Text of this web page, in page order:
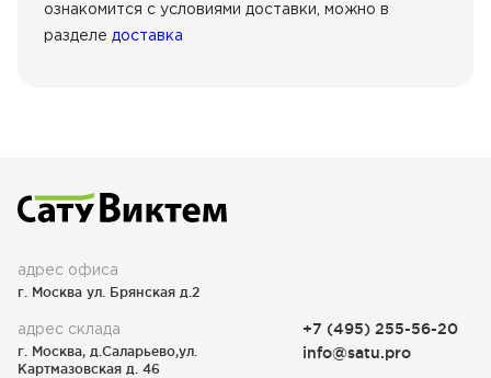
ознакомится с условиями доставки, можно в
разделе доставка
адрес офиса
г. Москва ул. Брянская д.2
адрес склада
г. Москва, д.Саларьево,ул.
Картмазовская д. 46
+7 (495) 255-56-20
info@satu.pro